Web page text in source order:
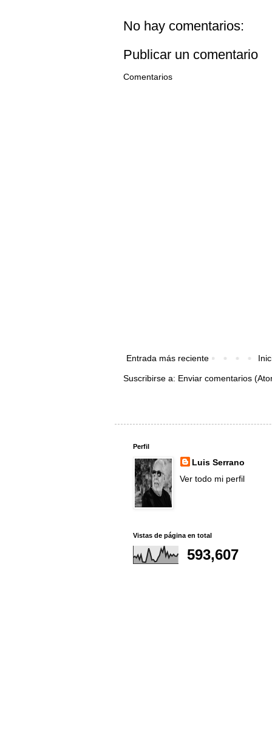
No hay comentarios:
Publicar un comentario
Comentarios
Entrada más reciente
Suscribirse a: Enviar comentarios
Perfil
Luis Serrano
Ver todo mi perfil
Vistas de página en total
593,607